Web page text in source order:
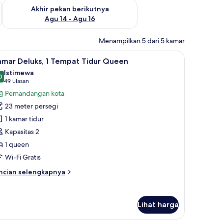
Agu 7 - Agu 9
Akhir pekan berikutnya
Agu 14 - Agu 16
Periksa ketersediaan untuk akhir pekan berikutnya Agu 14 -
Menampilkan 5 dari 5 kamar
brankas, dan meja kerja Kamar Deluks, 1 Tempat Tidur Queen |
6 Deluks, 1 Tempat Tidur Queen
dari 10
Istimewa
49 ulasan
(49
ulasan)
Pemandangan kota
23 meter persegi
1 kamar tidur
Kapasitas 2
1 queen
Wi-Fi Gratis
selengkapnya
Lihat harga